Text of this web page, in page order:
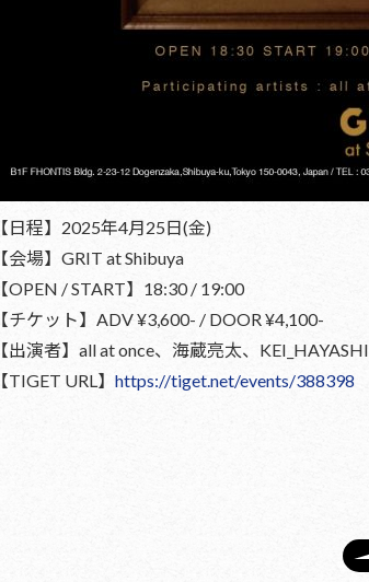
【日程】2025年4月25日(金)
【会場】GRIT at Shibuya
【OPEN / START】18:30 / 19:00
【チケット】ADV ¥3,600- / DOOR ¥4,100-
【出演者】all at once、海蔵亮太、KEI_HAYASHI
【TIGET URL】 https://tiget.net/events/388398